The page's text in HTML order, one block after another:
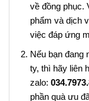
về đồng phục.
phẩm và dịch
việc đáp ứng
Nếu bạn đang
ty, thì hãy liên
zalo:
phần quà ưu